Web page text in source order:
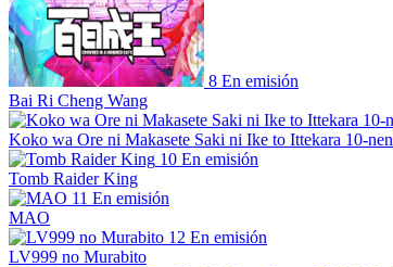
8 En emisión
Bai Ri Cheng Wang
Koko wa Ore ni Makasete Saki ni Ike to Ittekara 10-
10 En emisión
Tomb Raider King
11 En emisión
MAO
12 En emisión
LV999 no Murabito